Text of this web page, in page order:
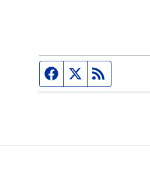
Página de Facebook
Fuente Twitter